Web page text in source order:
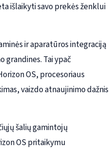
išlaikyti savo prekės ženklui
ir aparatūros integraciją
grandines. Tai ypač
OS, procesoriaus
vaizdo atnaujinimo dažnis
šalių gamintojų
OS pritaikymu